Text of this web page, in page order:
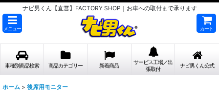
ナビ男くん【直営】FACTORY SHOP｜お車への取付まで承ります
メニュー カート
車種別商品検索 商品カテゴリー 新着商品
サービス工場／出
張取付
ナビ男くん公式
ホーム > 後席用モニター